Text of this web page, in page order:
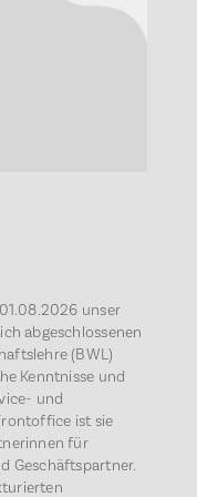
unser
abgeschlossenen
(BWL)
Kenntnisse und
und
ist sie
für
Geschäftspartner.